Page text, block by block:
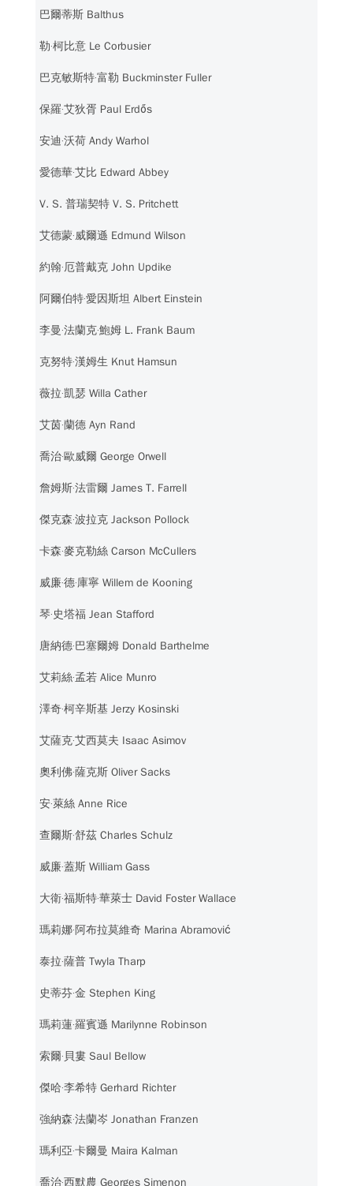
巴爾蒂斯 Balthus
勒‧柯比意 Le Corbusier
巴克敏斯特‧富勒 Buckminster Fuller
保羅‧艾狄胥 Paul Erdős
安迪‧沃荷 Andy Warhol
愛德華‧艾比 Edward Abbey
V. S. 普瑞契特 V. S. Pritchett
艾德蒙‧威爾遜 Edmund Wilson
約翰‧厄普戴克 John Updike
阿爾伯特‧愛因斯坦 Albert Einstein
李曼‧法蘭克‧鮑姆 L. Frank Baum
克努特‧漢姆生 Knut Hamsun
薇拉‧凱瑟 Willa Cather
艾茵‧蘭德 Ayn Rand
喬治‧歐威爾 George Orwell
詹姆斯‧法雷爾 James T. Farrell
傑克森‧波拉克 Jackson Pollock
卡森‧麥克勒絲 Carson McCullers
威廉‧德‧庫寧 Willem de Kooning
琴‧史塔福 Jean Stafford
唐納德‧巴塞爾姆 Donald Barthelme
艾莉絲‧孟若 Alice Munro
澤奇‧柯辛斯基 Jerzy Kosinski
艾薩克‧艾西莫夫 Isaac Asimov
奧利佛‧薩克斯 Oliver Sacks
安‧萊絲 Anne Rice
查爾斯‧舒茲 Charles Schulz
威廉‧蓋斯 William Gass
大衛‧福斯特‧華萊士 David Foster Wallace
瑪莉娜‧阿布拉莫維奇 Marina Abramović
泰拉‧薩普 Twyla Tharp
史蒂芬‧金 Stephen King
瑪莉蓮‧羅賓遜 Marilynne Robinson
索爾‧貝婁 Saul Bellow
傑哈‧李希特 Gerhard Richter
強納森‧法蘭岑 Jonathan Franzen
瑪利亞‧卡爾曼 Maira Kalman
喬治‧西默農 Georges Simenon